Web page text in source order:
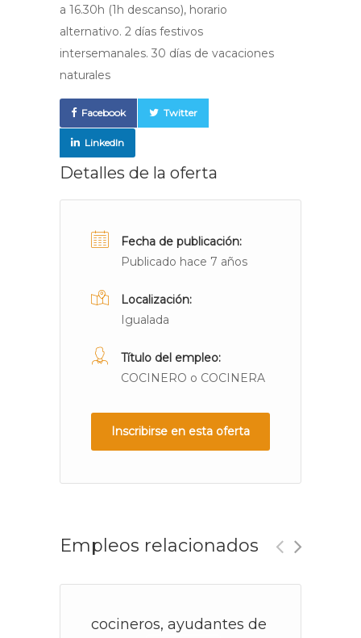
a 16.30h (1h descanso), horario
alternativo. 2 días festivos
intersemanales. 30 días de vacaciones
naturales
Facebook Twitter
LinkedIn
Detalles de la oferta
Fecha de publicación:
Publicado hace 7 años
Localización:
Igualada
Título del empleo:
COCINERO o COCINERA
Inscribirse en esta oferta
Empleos relacionados
cocineros, ayudantes de